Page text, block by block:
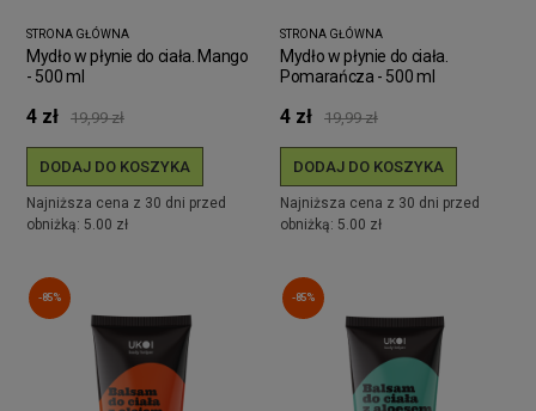
STRONA GŁÓWNA
Mydło w płynie do ciała. Mango
- 500 ml
4 zł 19,99 zł
DODAJ DO KOSZYKA
Najniższa cena z 30 dni przed
obniżką: 5.00 zł
STRONA GŁÓWNA
Mydło w płynie do ciała.
Pomarańcza - 500 ml
4 zł 19,99 zł
DODAJ DO KOSZYKA
Najniższa cena z 30 dni przed
obniżką: 5.00 zł
-85% -85%